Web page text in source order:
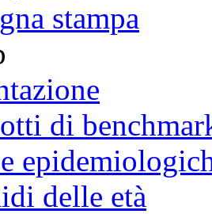
stampa
di
delle età